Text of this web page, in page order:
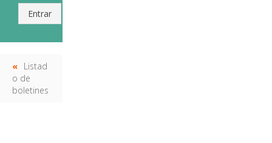
Entrar
Listad
o de
boletines